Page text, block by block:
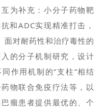
为补充：小分子药物靶
和ADC实现精准打击，
面对耐药性和治疗毒性的
的分子机制研究，设计
作用机制的“支柱”相结
物联合免疫疗法等，以
瘤患者提供最优的、个